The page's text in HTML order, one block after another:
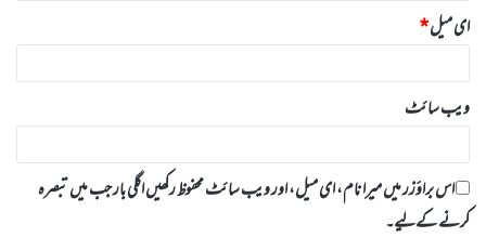
ای میل*
ویب‌ سائٹ
اس براؤزر میں میرا نام، ای میل، اور ویب سائٹ محفوظ رکھیں اگلی بار جب میں تبصرہ
کرنے کےلیے۔